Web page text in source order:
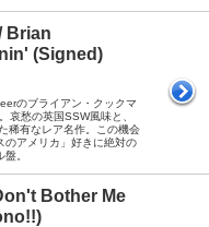
Brian
(Signed)
のブライアン・クックマ
哀愁の英国SSW風味と、
稀有なレア名作。この機会
のアメリカ」好きに絶対の
。
Bother Me